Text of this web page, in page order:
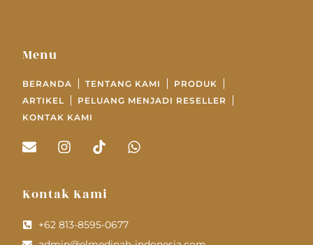
Menu
BERANDA TENTANG KAMI
PRODUK
ARTIKEL
PELUANG MENJADI RESELLER
KONTAK KAMI
Kontak Kami
+62 813-8595-0677